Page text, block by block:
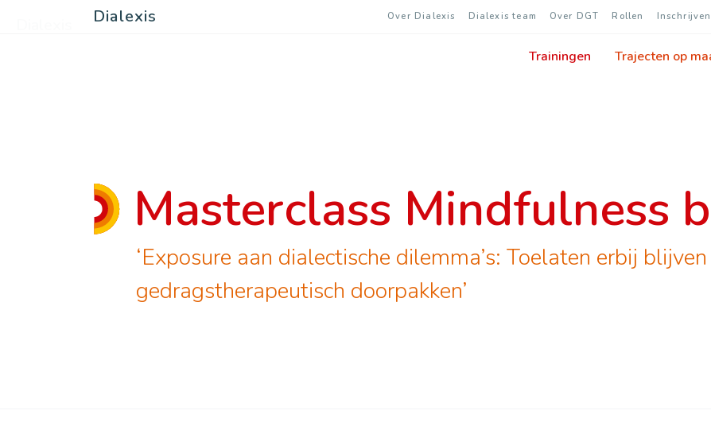
Dialexis Over Dialexis Dialexis team Over DGT Rollen Inschrijven
Trainingen Trajecten op
Masterclass Mindfulness
‘Exposure aan dialectische dilemma’s: Toelaten erbij
gedragstherapeutisch doorpakken’